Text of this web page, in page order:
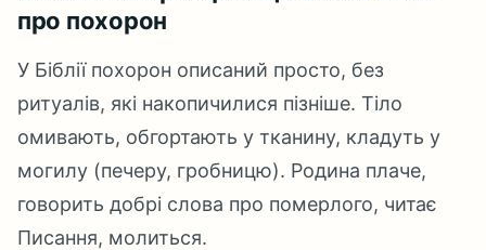
про похорон
У Біблії похорон описаний просто, без
ритуалів, які накопичилися пізніше. Тіло
омивають, обгортають у тканину, кладуть у
могилу (печеру, гробницю). Родина плаче,
говорить добрі слова про померлого, читає
Писання, молиться.